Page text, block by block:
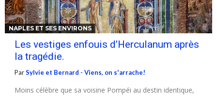
NAPLES ET SES ENVIRONS
Les vestiges enfouis d’Herculanum après
la tragédie.
ParSylvie et Bernard - Viens, on s'arrache!
Moins célèbre que sa voisine Pompéi au destin identique,